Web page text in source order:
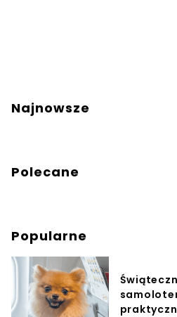
Najnowsze
Polecane
Popularne